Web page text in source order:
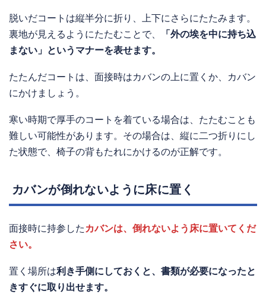
脱いだコートは縦半分に折り、上下にさらにたたみます。
裏地が見えるようにたたむことで、
「外の埃を中に持ち込
まない」というマナーを表せます。
たたんだコートは、面接時はカバンの上に置くか、カバン
にかけましょう。
寒い時期で厚手のコートを着ている場合は、たたむことも
難しい可能性があります。その場合は、縦に二つ折りにし
た状態で、椅子の背もたれにかけるのが正解です。
カバンが倒れないように床に置く
面接時に持参した カバンは、倒れないよう床に置いてくだ
さい。
置く場所は利き手側にしておくと、書類が必要になったと
きすぐに取り出せます。